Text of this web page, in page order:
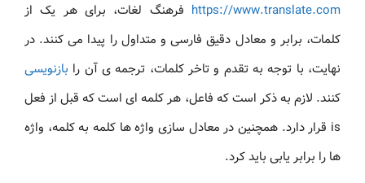
https://www.translate.com فرهنگ لغات، برای هر یک از
کلمات، برابر و معادل دقیق فارسی و متداول را پیدا می کنند. در
نهایت، با توجه به تقدم و تاخر کلمات، ترجمه ی آن را بازنویسی
کنند. لازم به ذکر است که فاعل، هر کلمه ای است که قبل از فعل
is قرار دارد. همچنین در معادل سازی واژه ها کلمه به کلمه، واژه
ها را برابر یابی باید کرد.